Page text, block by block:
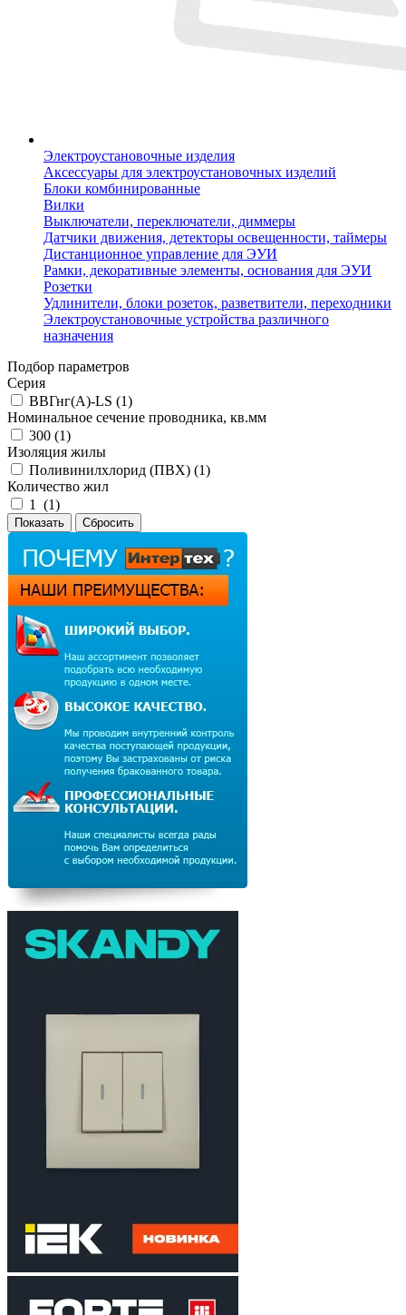
Электроустановочные изделия
Аксессуары для электроустановочных изделий
Блоки комбинированные
Вилки
Выключатели, переключатели, диммеры
Датчики движения, детекторы освещенности, таймеры
Дистанционное управление для ЭУИ
Рамки, декоративные элементы, основания для ЭУИ
Розетки
Удлинители, блоки розеток, разветвители, переходники
Электроустановочные устройства различного
назначения
Подбор параметров
Серия
ВВГнг(А)-LS (1)
Номинальное сечение проводника, кв.мм
300 (1)
Изоляция жилы
Поливинилхлорид (ПВХ) (1)
Количество жил
1 (1)